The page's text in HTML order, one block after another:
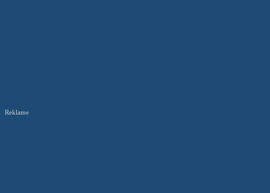
Reklame